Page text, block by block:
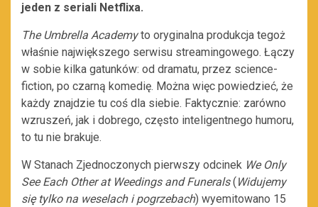
jeden z seriali Netflixa.
The Umbrella Academyto oryginalna produkcja tegoż
właśnie największego serwisu streamingowego. Łączy
w sobie kilka gatunków: od dramatu, przez science-
fiction, po czarną komedię. Można więc powiedzieć, że
każdy znajdzie tu coś dla siebie. Faktycznie: zarówno
wzruszeń, jak i dobrego, często inteligentnego humoru,
to tu nie brakuje.
W Stanach Zjednoczonych pierwszy odcinek We Only
See Each Other at Weedings and Funerals( Widujemy
się tylko na weselach i pogrzebach) wyemitowano 15